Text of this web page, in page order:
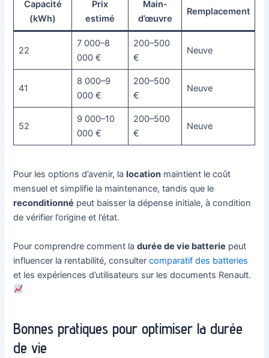
Capacité
(kWh)
Prix
estimé
Main-
d’œuvre
Remplacement
22
7 000–8
000 €
200–500
€
Neuve
41
8 000–9
000 €
200–500
€
Neuve
52
9 000–10
000 €
200–500
€
Neuve
Pour les options d’avenir, lalocation maintient le coût
mensuel et simplifie la maintenance, tandis que le
reconditionné peut baisser la dépense initiale, à condition
de vérifier l’origine et l’état.
Pour comprendre comment ladurée de vie batterie peut
influencer la rentabilité, consultercomparatif des batteries
et les expériences d’utilisateurs sur les documents Renault.
Bonnes pratiques pour optimiser la durée
de vie